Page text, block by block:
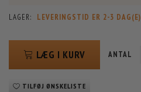
LAGER: LEVERINGSTID ER 2-3 DAG(E)
LÆG I KURV ANTAL
TILFØJ ØNSKELISTE